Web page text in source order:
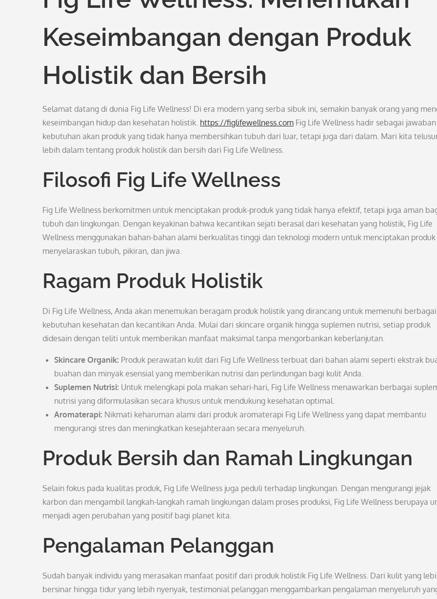
Keseimbangan dengan Produk
Holistik dan Bersih
Selamat datang di dunia Fig Life Wellness! Di era modern yang serba sibuk ini, semakin banyak orang yang
keseimbangan hidup dan kesehatan holistik. https://figlifewellness.com Fig Life Wellness hadir sebagai
kebutuhan akan produk yang tidak hanya membersihkan tubuh dari luar, tetapi juga dari dalam. Mari kita
lebih dalam tentang produk holistik dan bersih dari Fig Life Wellness.
Filosofi Fig Life Wellness
Fig Life Wellness berkomitmen untuk menciptakan produk-produk yang tidak hanya efektif, tetapi juga aman
tubuh dan lingkungan. Dengan keyakinan bahwa kecantikan sejati berasal dari kesehatan yang holistik, Fig Life
Wellness menggunakan bahan-bahan alami berkualitas tinggi dan teknologi modern untuk menciptakan produk
menyelaraskan tubuh, pikiran, dan jiwa.
Ragam Produk Holistik
Di Fig Life Wellness, Anda akan menemukan beragam produk holistik yang dirancang untuk memenuhi berbagai
kebutuhan kesehatan dan kecantikan Anda. Mulai dari skincare organik hingga suplemen nutrisi, setiap produk
didesain dengan teliti untuk memberikan manfaat maksimal tanpa mengorbankan keberlanjutan.
Skincare Organik: Produk perawatan kulit dari Fig Life Wellness terbuat dari bahan alami seperti ekstrak
buahan dan minyak esensial yang memberikan nutrisi dan perlindungan bagi kulit Anda.
Suplemen Nutrisi: Untuk melengkapi pola makan sehari-hari, Fig Life Wellness menawarkan berbagai
nutrisi yang diformulasikan secara khusus untuk mendukung kesehatan optimal.
Aromaterapi: Nikmati keharuman alami dari produk aromaterapi Fig Life Wellness yang dapat membantu
mengurangi stres dan meningkatkan kesejahteraan secara menyeluruh.
Produk Bersih dan Ramah Lingkungan
Selain fokus pada kualitas produk, Fig Life Wellness juga peduli terhadap lingkungan. Dengan mengurangi jejak
karbon dan mengambil langkah-langkah ramah lingkungan dalam proses produksi, Fig Life Wellness berupaya
menjadi agen perubahan yang positif bagi planet kita.
Pengalaman Pelanggan
Sudah banyak individu yang merasakan manfaat positif dari produk holistik Fig Life Wellness. Dari kulit yang
bersinar hingga tidur yang lebih nyenyak, testimonial pelanggan menggambarkan pengalaman menyeluruh